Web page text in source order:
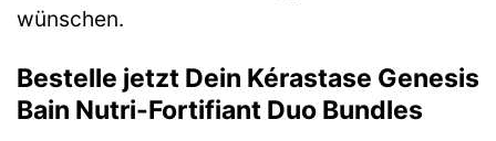
wünschen.
Bestelle jetzt Dein Kérastase Genesis
Bain Nutri-Fortifiant Duo Bundles